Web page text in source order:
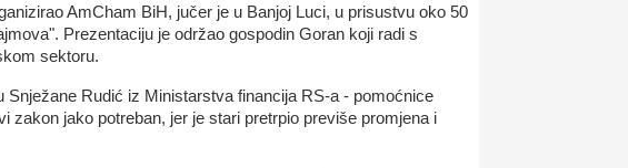
AmCham BiH, jučer je u Banjoj Luci, u prisustvu oko 50
Prezentaciju je održao gospodin Goran koji radi s
sektoru.
Rudić iz Ministarstva financija RS-a - pomoćnice
zakon jako potreban, jer je stari pretrpio previše promjena i